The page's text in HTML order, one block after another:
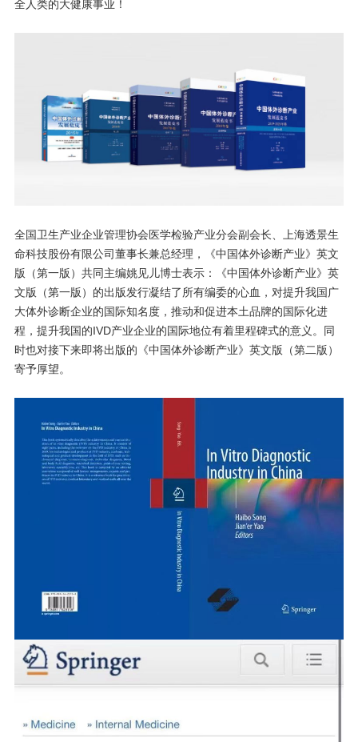
全人类的大健康事业！
全国卫生产业企业管理协会医学检验产业分会副会长、上海透景生
命科技股份有限公司董事长兼总经理，《中国体外诊断产业》英文
版（第一版）共同主编姚见儿博士表示：《中国体外诊断产业》英
文版（第一版）的出版发行凝结了所有编委的心血，对提升我国广
大体外诊断企业的国际知名度，推动和促进本土品牌的国际化进
程，提升我国的IVD产业企业的国际地位有着里程碑式的意义。同
时也对接下来即将出版的《中国体外诊断产业》英文版（第二版）
寄予厚望。